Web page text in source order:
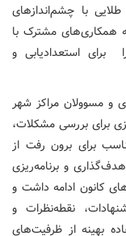
با چشم‌اندازهای
همکاری‌های مشترک با
برای استعدادیابی و
و مسوولان مراکز شهر
برای بررسی مشکلات،
برای برون رفت از
و برنامه‌ریزی
کانون ادامه داشت و
نقطه‌نظرات و
بهینه از ظرفیت‌های